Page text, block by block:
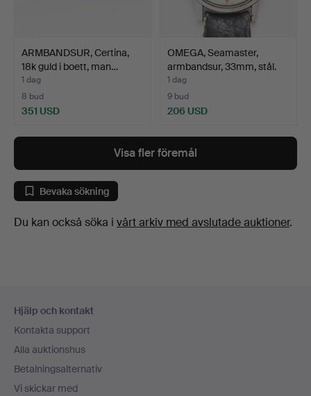
ARMBANDSUR, Certina,
18k guld i boett, man…
1 dag
8 bud
351 USD
OMEGA, Seamaster,
armbandsur, 33mm, stål.
1 dag
9 bud
206 USD
Visa fler föremål
Bevaka sökning
Du kan också söka i vårt arkiv med avslutade auktioner.
Hjälp och kontakt
Kontakta support
Alla auktionshus
Betalningsalternativ
Vi skickar med